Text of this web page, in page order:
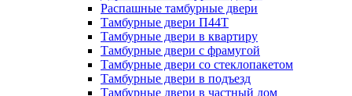
Распашные тамбурные двери
Тамбурные двери П44Т
Тамбурные двери в квартиру
Тамбурные двери с фрамугой
Тамбурные двери со стеклопакетом
Тамбурные двери в подъезд
Тамбурные двери в частный дом